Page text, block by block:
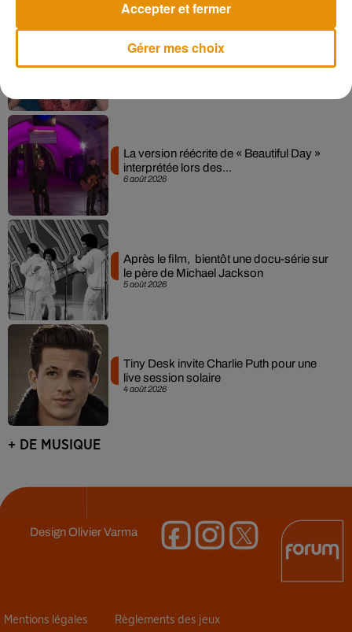
Pomme emprunte le décor de l’émission
« Loups Garous » pour son...
6 août 2026
La version réécrite de « Beautiful Day »
interprétée lors des...
5 août 2026
Après le film, bientôt une docu-série sur
le père de Michael Jackson
4 août 2026
Tiny Desk invite Charlie Puth pour une
live session solaire
+ DE MUSIQUE
DesignOlivier Varma
Mentions légales Règlements des jeux
Gérer mes choix
Accepter et fermer